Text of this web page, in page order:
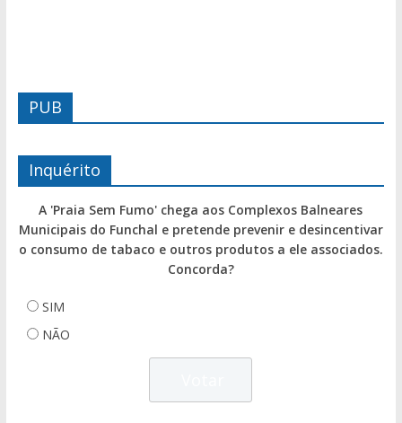
PUB
Inquérito
A 'Praia Sem Fumo' chega aos Complexos Balneares
Municipais do Funchal e pretende prevenir e desincentivar
o consumo de tabaco e outros produtos a ele associados.
Concorda?
SIM
NÃO